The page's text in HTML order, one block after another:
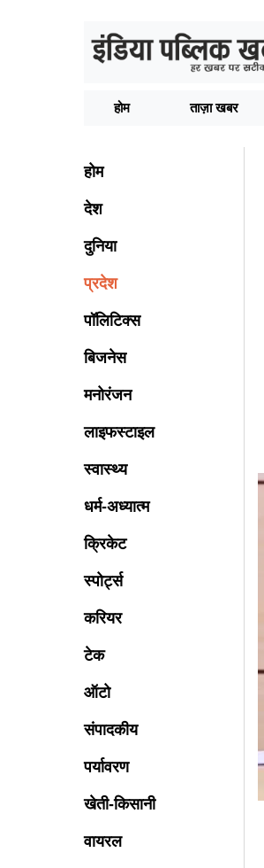
होम ताज़ा खबर
होम
देश
दुनिया
प्रदेश
पॉलिटिक्स
बिजनेस
मनोरंजन
लाइफस्टाइल
स्वास्थ्य
धर्म-अध्यात्म
क्रिकेट
स्पोर्ट्स
करियर
टेक
ऑटो
संपादकीय
पर्यावरण
खेती-किसानी
वायरल